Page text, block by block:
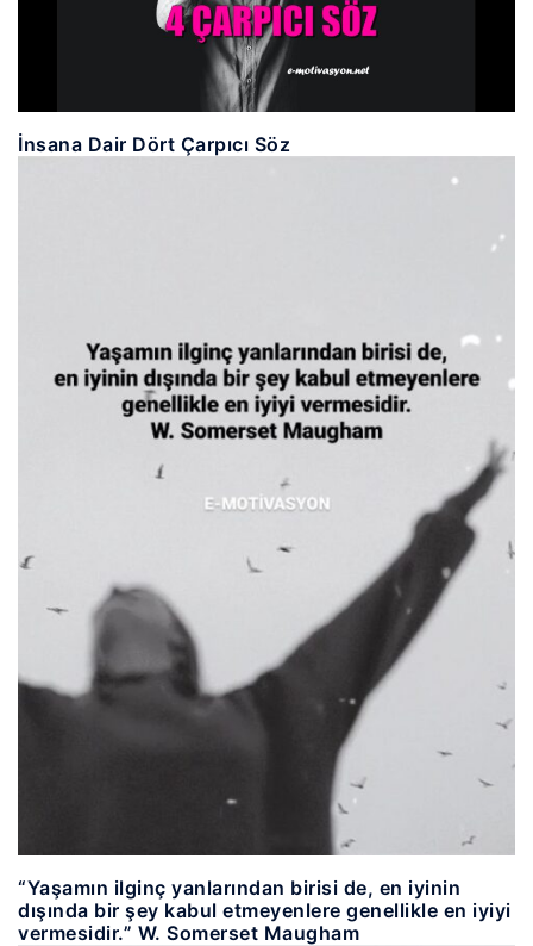
İnsana Dair Dört Çarpıcı Söz
“Yaşamın ilginç yanlarından birisi de, en iyinin
dışında bir şey kabul etmeyenlere genellikle en iyiyi
vermesidir.” W. Somerset Maugham